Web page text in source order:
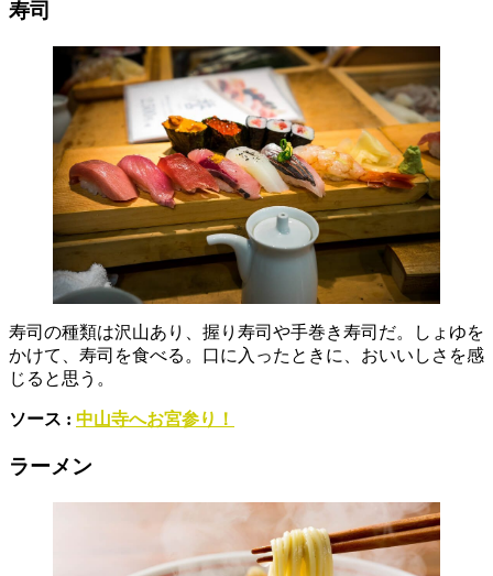
寿司
寿司の種類は沢山あり、握り寿司や手巻き寿司だ。しょゆを
かけて、寿司を食べる。口に入ったときに、おいいしさを感
じると思う。
ソース : 中山寺へお宮参り！
ラーメン